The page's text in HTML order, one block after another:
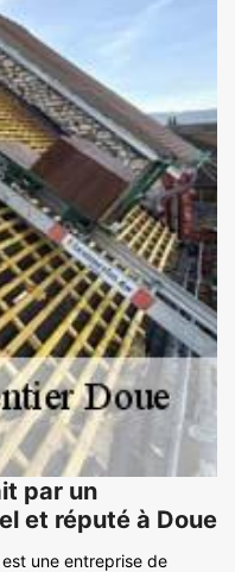
par un
et réputé à Doue
une entreprise de